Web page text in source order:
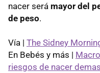
nacer será mayor del
de peso.
Vía | The Sidney
En Bebés y más |
riesgos de nacer